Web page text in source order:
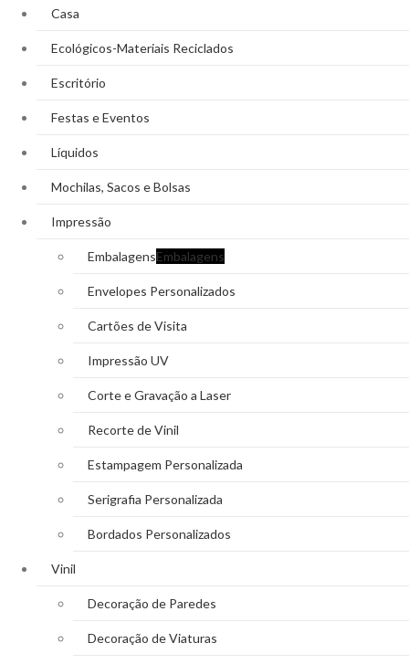
Casa
Ecológicos-Materiais Reciclados
Escritório
Festas e Eventos
Líquidos
Mochilas, Sacos e Bolsas
Impressão
EmbalagensEmbalagens
Envelopes Personalizados
Cartões de Visita
Impressão UV
Corte e Gravação a Laser
Recorte de Vinil
Estampagem Personalizada
Serigrafia Personalizada
Bordados Personalizados
Vinil
Decoração de Paredes
Decoração de Viaturas